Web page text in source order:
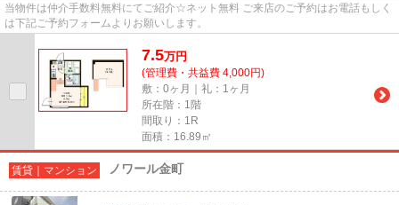
当物件は仲介手数料無料にてご紹介☆ネット無料 ご来店のご予約はお電話もしく
は下記ご予約フォームよりお願いします。
7.5万円
(管理費・共益費 4,000円)
敷：0ヶ月｜礼：1ヶ月
所在階：1階
間取り：1R
面積：16.89㎡
賃貸｜マンション ノワール金町